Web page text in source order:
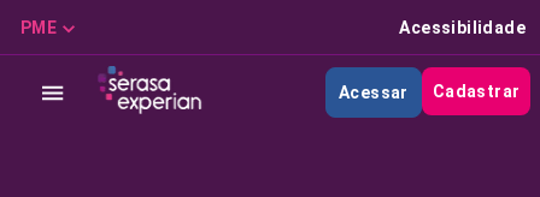
PME Acessibilidade
Acessar Cadastrar